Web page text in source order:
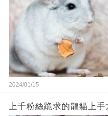
2024/01/15
上千粉絲跪求的龍貓上手